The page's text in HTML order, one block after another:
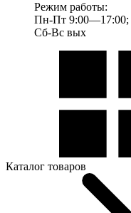
Режим работы:
Пн-Пт 9:00—17:00;
Сб-Вс вых
Каталог товаров